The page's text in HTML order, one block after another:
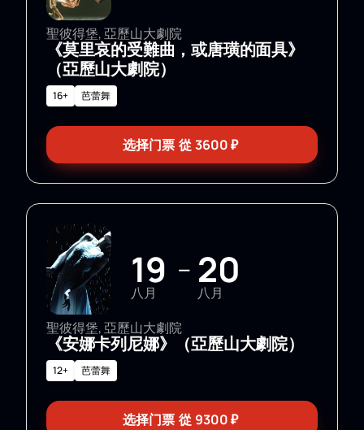
聖彼得堡, 亞歷山大劇院
《莫里哀的受難曲，或唐璜的面具》
（亞歷山大劇院）
16+ 芭蕾舞
选择门票 從3600₽
19
八月
— 20
八月
聖彼得堡, 亞歷山大劇院
《安娜卡列尼娜》（亞歷山大劇院）
12+ 芭蕾舞
选择门票 從 9300₽